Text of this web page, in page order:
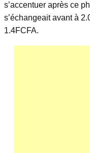
s’accentuer après ce
s’échangeait avant à
1.4FCFA.